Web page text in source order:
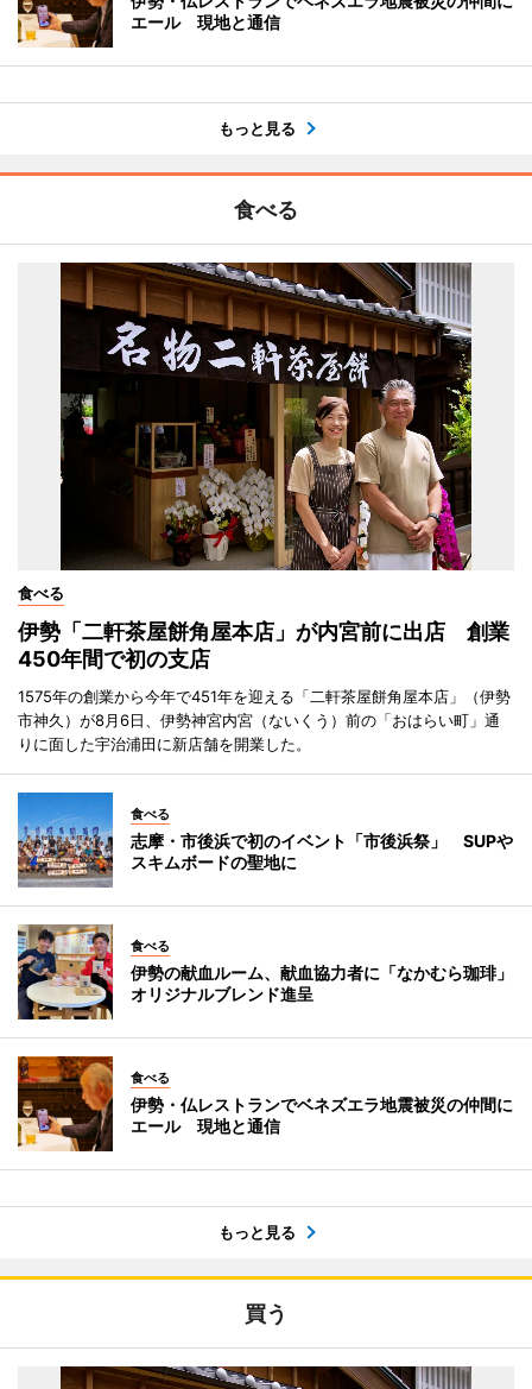
エール 現地と通信
もっと見る
食べる
食べる
伊勢「二軒茶屋餅角屋本店」が内宮前に出店 創業
450年間で初の支店
1575年の創業から今年で451年を迎える「二軒茶屋餅角屋本店」（伊勢
市神久）が8月6日、伊勢神宮内宮（ないくう）前の「おはらい町」通
りに面した宇治浦田に新店舗を開業した。
食べる
志摩・市後浜で初のイベント「市後浜祭」 SUPや
スキムボードの聖地に
食べる
伊勢の献血ルーム、献血協力者に「なかむら珈琲」
オリジナルブレンド進呈
食べる
伊勢・仏レストランでベネズエラ地震被災の仲間に
エール 現地と通信
もっと見る
買う